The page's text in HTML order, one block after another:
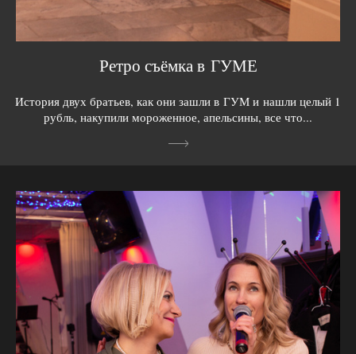
Ретро съёмка в ГУМЕ
История двух братьев, как они зашли в ГУМ и нашли целый 1
рубль, накупили мороженное, апельсины, все что...